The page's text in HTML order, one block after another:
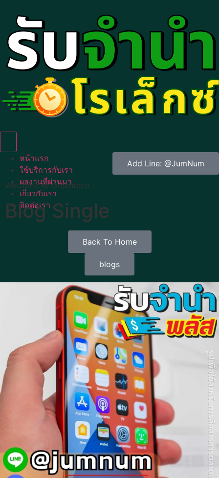
หน้าแรก
ใช้บริการกับเรา
ผลงานที่ผ่านมา
เกี่ยวกับเรา
ติดต่อเรา
Add Line: @JumNum
Welcome to Greentech
Blog Single
Back To Home
blogs